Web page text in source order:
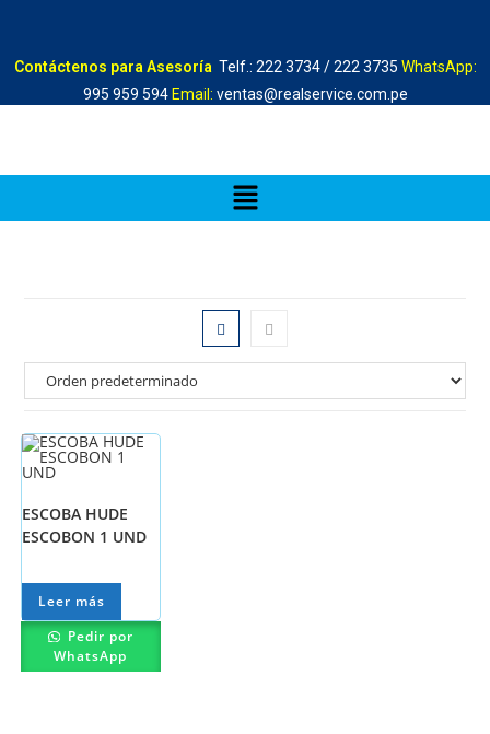
Contáctenos para Asesoría Telf.: 222 3734 / 222 3735 WhatsApp:
995 959 594 Email: ventas@realservice.com.pe
ESCOBA HUDE
ESCOBON 1 UND
Leer más
Pedir por
WhatsApp